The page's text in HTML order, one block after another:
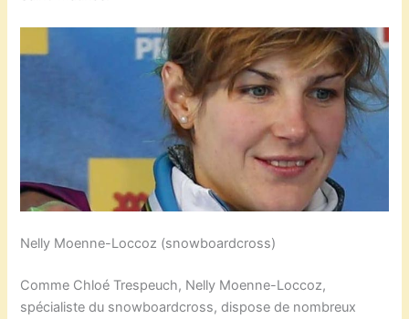
Nelly Moenne-Loccoz (snowboardcross)
Comme Chloé Trespeuch, Nelly Moenne-Loccoz,
spécialiste du snowboardcross, dispose de nombreux